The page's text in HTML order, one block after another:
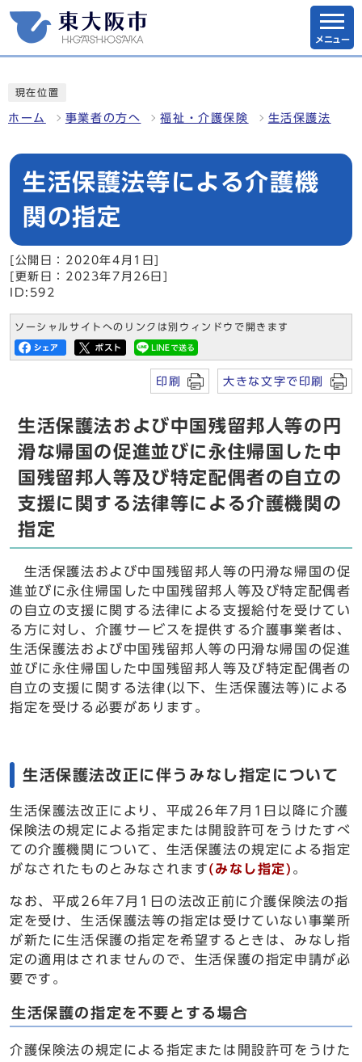
メニュー
現在位置
ホーム 事業者の方へ 福祉・介護保険 生活保護法
生活保護法等による介護機
関の指定
[公開日：2020年4月1日]
[更新日：2023年7月26日]
ID:592
ソーシャルサイトへのリンクは別ウィンドウで開きます
印刷 大きな文字で印刷
生活保護法および中国残留邦人等の円
滑な帰国の促進並びに永住帰国した中
国残留邦人等及び特定配偶者の自立の
支援に関する法律等による介護機関の
指定
生活保護法および中国残留邦人等の円滑な帰国の促
進並びに永住帰国した中国残留邦人等及び特定配偶者
の自立の支援に関する法律による支援給付を受けてい
る方に対し、介護サービスを提供する介護事業者は、
生活保護法および中国残留邦人等の円滑な帰国の促進
並びに永住帰国した中国残留邦人等及び特定配偶者の
自立の支援に関する法律(以下、生活保護法等)による
指定を受ける必要があります。
生活保護法改正に伴うみなし指定について
生活保護法改正により、平成26年7月1日以降に介護
保険法の規定による指定または開設許可をうけたすべ
ての介護機関について、生活保護法の規定による指定
がなされたものとみなされます(みなし指定) 。
なお、平成26年7月1日の法改正前に介護保険法の指
定を受け、生活保護法等の指定は受けていない事業所
が新たに生活保護の指定を希望するときは、みなし指
定の適用はされませんので、生活保護の指定申請が必
要です。
生活保護の指定を不要とする場合
介護保険法の規定による指定または開設許可をうけた